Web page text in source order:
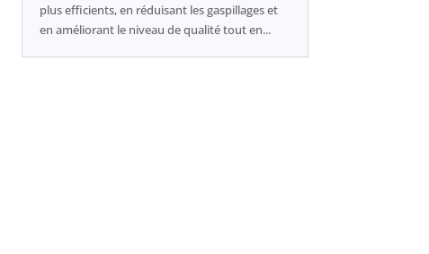
plus efficients, en réduisant les gaspillages et
en améliorant le niveau de qualité tout en...